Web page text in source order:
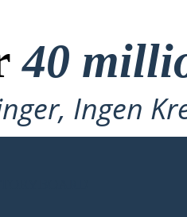
40
Ingen